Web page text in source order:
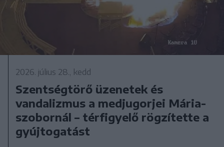
2026. július 28., kedd
Szentségtörő üzenetek és
vandalizmus a medjugorjei Mária-
szobornál – térfigyelő rögzítette a
gyújtogatást